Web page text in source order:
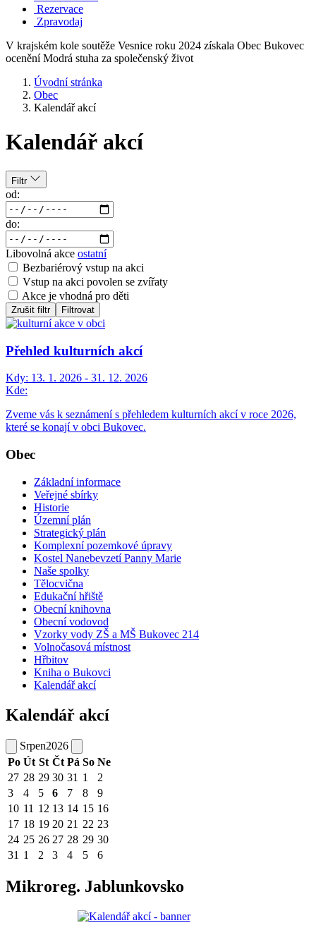
Rezervace
Zpravodaj
V krajském kole soutěže Vesnice roku 2024 získala Obec Bukovec
ocenění Modrá stuha za společenský život
Úvodní stránka
Obec
Kalendář akcí
Kalendář akcí
Filtr
od:
do:
Libovolná akce ostatní
Bezbariérový vstup na akci
Vstup na akci povolen se zvířaty
Akce je vhodná pro děti
Zrušit filtr Filtrovat
Přehled kulturních akcí
Kdy: 13. 1. 2026 - 31. 12. 2026
Kde:
Zveme vás k seznámení s přehledem kulturních akcí v roce 2026,
které se konají v obci Bukovec.
Obec
Základní informace
Veřejné sbírky
Historie
Územní plán
Strategický plán
Komplexní pozemkové úpravy
Kostel Nanebevzetí Panny Marie
Naše spolky
Tělocvična
Edukační hřiště
Obecní knihovna
Obecní vodovod
Vzorky vody ZŠ a MŠ Bukovec 214
Volnočasová místnost
Hřbitov
Kniha o Bukovci
Kalendář akcí
Kalendář akcí
Srpen2026
Po Út St Čt Pá So Ne
27 28 29 30 31 1
2
3
4 5 6 7 8
9
10 11 12 13 14 15 16
17 18 19 20 21 22 23
24 25 26 27 28 29 30
31 1 2 3 4 5 6
Mikroreg. Jablunkovsko